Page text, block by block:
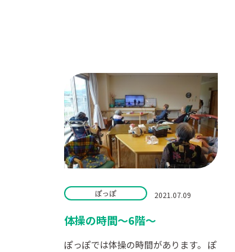
ぽっぽ 2021.07.09
体操の時間～6階～
ぽっぽでは体操の時間があります。 ぽ